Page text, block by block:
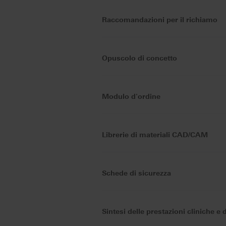
Raccomandazioni per il richiamo
Opuscolo di concetto
Modulo d'ordine
Librerie di materiali CAD/CAM
Schede di sicurezza
Sintesi delle prestazioni cliniche e